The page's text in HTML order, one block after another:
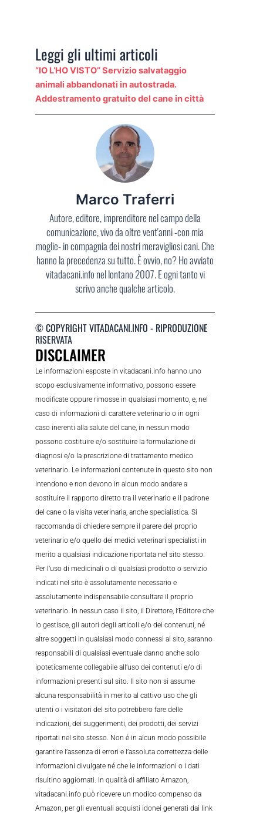
Leggi gli ultimi articoli
“IO L’HO VISTO” Servizio salvataggio
animali abbandonati in autostrada.
Addestramento gratuito del cane in città
Marco Traferri
Autore, editore, imprenditore nel campo della
comunicazione, vivo da oltre vent'anni -con mia
moglie- in compagnia dei nostri meravigliosi cani. Che
hanno la precedenza su tutto. È ovvio, no? Ho avviato
vitadacani.info nel lontano 2007. E ogni tanto vi
scrivo anche qualche articolo.
© COPYRIGHT VITADACANI.INFO - RIPRODUZIONE
RISERVATA
DISCLAIMER
Le informazioni esposte in vitadacani.info hanno uno
scopo esclusivamente informativo, possono essere
modificate oppure rimosse in qualsiasi momento, e, nel
caso di informazioni di carattere veterinario o in ogni
caso inerenti alla salute del cane, in nessun modo
possono costituire e/o sostituire la formulazione di
diagnosi e/o la prescrizione di trattamento medico
veterinario. Le informazioni contenute in questo sito non
intendono e non devono in alcun modo andare a
sostituire il rapporto diretto tra il veterinario e il padrone
del cane o la visita veterinaria, anche specialistica. Si
raccomanda di chiedere sempre il parere del proprio
veterinario e/o quello dei medici veterinari specialisti in
merito a qualsiasi indicazione riportata nel sito stesso.
Per l’uso di medicinali o di qualsiasi prodotto o servizio
indicati nel sito è assolutamente necessario e
assolutamente indispensabile consultare il proprio
veterinario. In nessun caso il sito, il Direttore, l’Editore che
lo gestisce, gli autori degli articoli e/o dei contenuti, né
altre soggetti in qualsiasi modo connessi al sito, saranno
responsabili di qualsiasi eventuale danno anche solo
ipoteticamente collegabile all’uso dei contenuti e/o di
informazioni presenti sul sito. Il sito non si assume
alcuna responsabilità in merito al cattivo uso che gli
utenti o i visitatori del sito potrebbero fare delle
indicazioni, dei suggerimenti, dei prodotti, dei servizi
riportati nel sito stesso. Non è in alcun modo possibile
garantire l’assenza di errori e l’assoluta correttezza delle
informazioni divulgate né che le informazioni o i dati
risultino aggiornati. In qualità di affiliato Amazon,
vitadacani.info può ricevere un modico compenso da
Amazon, per gli eventuali acquisti idonei generati dai link